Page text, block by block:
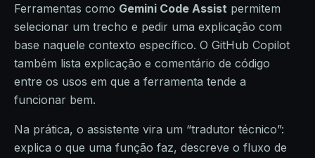
Ferramentas como Gemini Code Assist permitem
selecionar um trecho e pedir uma explicação com
base naquele contexto específico. O GitHub Copilot
também lista explicação e comentário de código
entre os usos em que a ferramenta tende a
funcionar bem.
Na prática, o assistente vira um “tradutor técnico”:
explica o que uma função faz, descreve o fluxo de